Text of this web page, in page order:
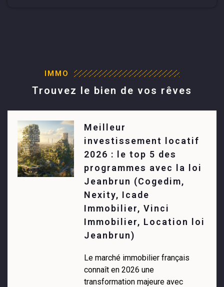
IMMO
Trouvez le bien de vos rêves
Meilleur
investissement locatif
2026 : le top 5 des
programmes avec la loi
Jeanbrun (Cogedim,
Nexity, Icade
Immobilier, Vinci
Immobilier, Location loi
Jeanbrun)
Le marché immobilier français
connaît en 2026 une
transformation majeure avec